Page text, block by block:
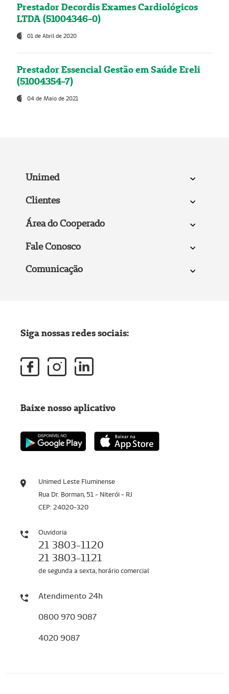
Prestador Decordis Exames Cardiológicos
LTDA (51004346-0)
01 de Abril de 2020
Prestador Essencial Gestão em Saúde Ereli
(51004354-7)
04 de Maio de 2021
Unimed
Clientes
Área do Cooperado
Fale Conosco
Comunicação
Unimed Leste Fluminense
Rua Dr. Borman, 51 - Niterói - RJ
CEP: 24020-320
Ouvidoria
21 3803-1120
21 3803-1121
de segunda a sexta, horário comercial
Atendimento 24h
0800 970 9087
4020 9087
Siga nossas redes sociais:
Baixe nosso aplicativo